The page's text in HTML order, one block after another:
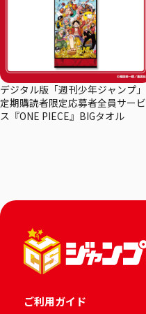
デジタル版「週刊少年ジャンプ」
定期購読者限定応募者全員サービ
ス『ONE PIECE』BIGタオル
ご利用ガイド